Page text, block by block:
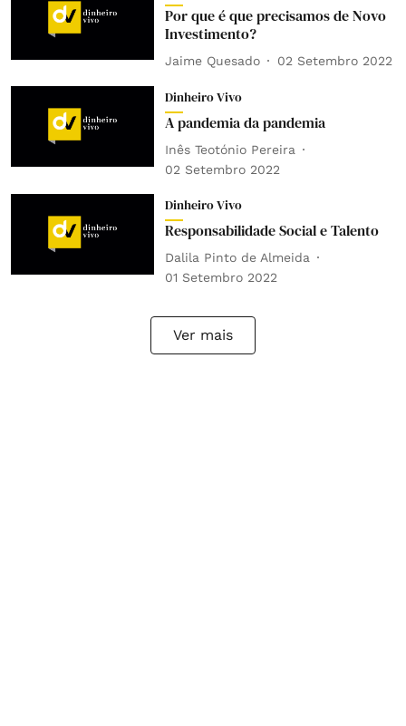
Por que é que precisamos de Novo
Investimento?
Jaime Quesado 02 Setembro 2022
Dinheiro Vivo
A pandemia da pandemia
Inês Teotónio Pereira
02 Setembro 2022
Dinheiro Vivo
Responsabilidade Social e Talento
Dalila Pinto de Almeida
01 Setembro 2022
Ver mais